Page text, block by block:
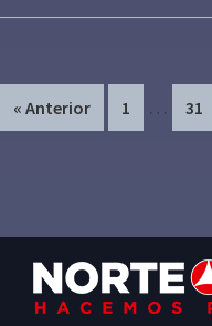
« Anterior Page
1
Interim
pages
… Page
31
Sidebar
Footer